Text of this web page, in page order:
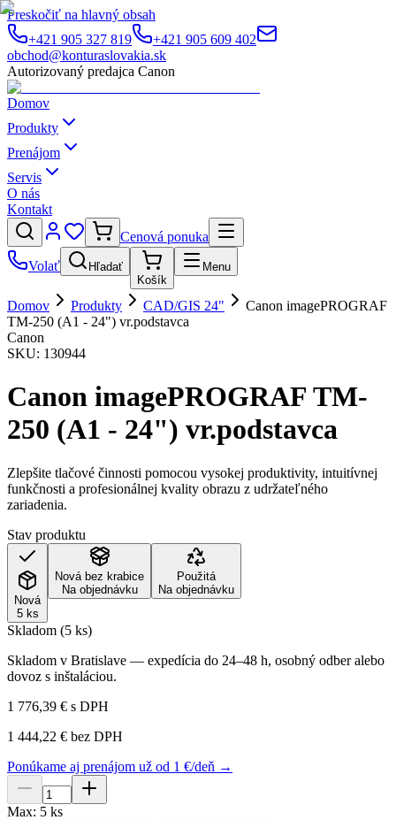
Preskočiť na hlavný obsah
+421 905 327 819
+421 905 609 402
obchod@konturaslovakia.sk
Autorizovaný predajca Canon
Domov
Produkty
Prenájom
Servis
O nás
Kontakt
Cenová ponuka
Volať
Hľadať
Košík
Menu
Domov Produkty CAD/GIS 24"
Canon imagePROGRAF
TM-250 (A1 - 24") vr.podstavca
Canon
SKU: 130944
Canon imagePROGRAF TM-
250 (A1 - 24") vr.podstavca
Zlepšite tlačové činnosti pomocou vysokej produktivity, intuitívnej
funkčnosti a profesionálnej kvality obrazu z udržateľného
zariadenia.
Stav produktu
Nová
5 ks
Nová bez krabice
Na objednávku
Použitá
Na objednávku
Skladom (5 ks)
Skladom v Bratislave — expedícia do 24–48 h, osobný odber alebo
dovoz s inštaláciou.
1 776,39 € s DPH
1 444,22 € bez DPH
Ponúkame aj prenájom už od 1 €/deň →
Max: 5 ks